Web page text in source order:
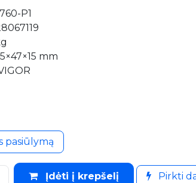
P1
mm
pasiūlymą
Įdėti į krepšelį Pirkti